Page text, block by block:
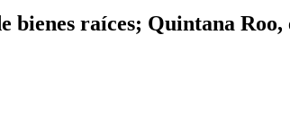
bienes raíces; Quintana